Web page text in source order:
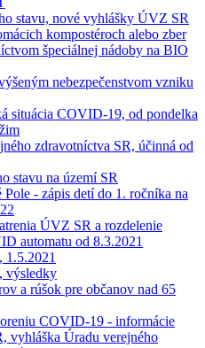
stavu, nové vyhlášky ÚVZ SR
kompostéroch alebo zber
špeciálnej nádoby na BIO
nebezpečenstvom vzniku
situácia COVID-19, od pondelka
zdravotníctva SR, účinná od
stavu na území SR
- zápis detí do 1. ročníka na
ÚVZ SR a rozdelenie
automatu od 8.3.2021
1.5.2021
výsledky
a rúšok pre občanov nad 65
COVID-19 - informácie
vyhláška Úradu verejného